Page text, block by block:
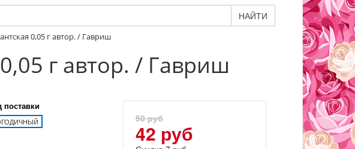
НАЙТИ
0,05 г автор. / Гавриш
г автор. / Гавриш
поставки
50 руб
42 руб